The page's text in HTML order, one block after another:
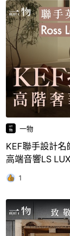
一物
KEF聯手設計
高端音響LS
1